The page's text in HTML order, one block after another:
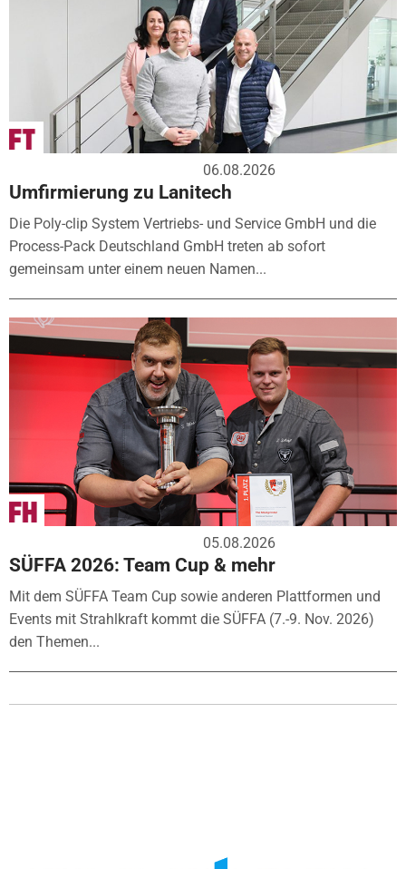
06.08.2026
Umfirmierung zu Lanitech
Die Poly-clip System Vertriebs- und Service GmbH und die
Process-Pack Deutschland GmbH treten ab sofort
gemeinsam unter einem neuen Namen...
05.08.2026
SÜFFA 2026: Team Cup & mehr
Mit dem SÜFFA Team Cup sowie anderen Plattformen und
Events mit Strahlkraft kommt die SÜFFA (7.-9. Nov. 2026)
den Themen...